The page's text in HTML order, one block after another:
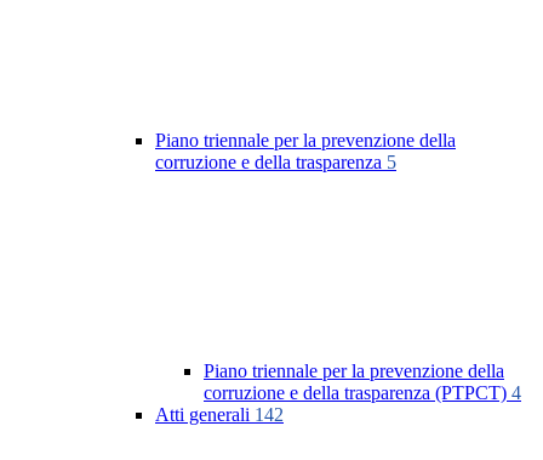
Piano triennale per la prevenzione della
corruzione e della trasparenza 5
Piano triennale per la prevenzione della
corruzione e della trasparenza (PTPCT) 4
Atti generali 142